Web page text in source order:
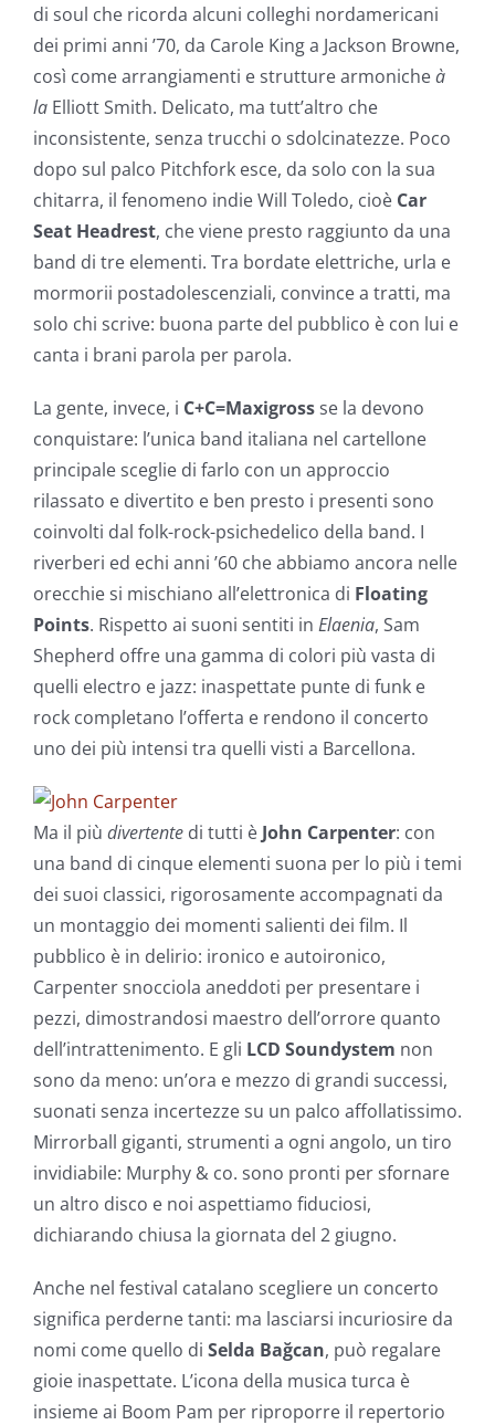
di soul che ricorda alcuni colleghi nordamericani
dei primi anni ’70, da Carole King a Jackson Browne,
così come arrangiamenti e strutture armonicheà
la Elliott Smith. Delicato, ma tutt’altro che
inconsistente, senza trucchi o sdolcinatezze. Poco
dopo sul palco Pitchfork esce, da solo con la sua
chitarra, il fenomeno indie Will Toledo, cioè Car
Seat Headrest, che viene presto raggiunto da una
band di tre elementi. Tra bordate elettriche, urla e
mormorii postadolescenziali, convince a tratti, ma
solo chi scrive: buona parte del pubblico è con lui e
canta i brani parola per parola.
La gente, invece, i C+C=Maxigrossse la devono
conquistare: l’unica band italiana nel cartellone
principale sceglie di farlo con un approccio
rilassato e divertito e ben presto i presenti sono
coinvolti dal folk-rock-psichedelico della band. I
riverberi ed echi anni ’60 che abbiamo ancora nelle
orecchie si mischiano all’elettronica di Floating
Points. Rispetto ai suoni sentiti in Elaenia, Sam
Shepherd offre una gamma di colori più vasta di
quelli electro e jazz: inaspettate punte di funk e
rock completano l’offerta e rendono il concerto
uno dei più intensi tra quelli visti a Barcellona.
Ma il più divertente di tutti è John Carpenter: con
una band di cinque elementi suona per lo più i temi
dei suoi classici, rigorosamente accompagnati da
un montaggio dei momenti salienti dei film. Il
pubblico è in delirio: ironico e autoironico,
Carpenter snocciola aneddoti per presentare i
pezzi, dimostrandosi maestro dell’orrore quanto
dell’intrattenimento. E gli LCD Soundystem non
sono da meno: un’ora e mezzo di grandi successi,
suonati senza incertezze su un palco affollatissimo.
Mirrorball giganti, strumenti a ogni angolo, un tiro
invidiabile: Murphy & co. sono pronti per sfornare
un altro disco e noi aspettiamo fiduciosi,
dichiarando chiusa la giornata del 2 giugno.
Anche nel festival catalano scegliere un concerto
significa perderne tanti: ma lasciarsi incuriosire da
nomi come quello di Selda Bağcan, può regalare
gioie inaspettate. L’icona della musica turca è
insieme ai Boom Pam per riproporre il repertorio